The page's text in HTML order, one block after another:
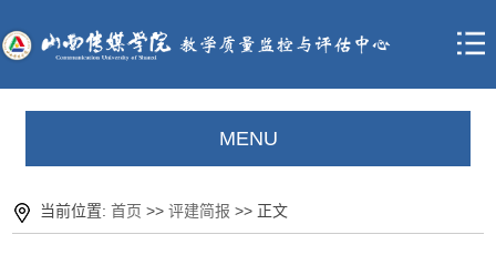
MENU
当前位置:首页 >>评建简报 >> 正文